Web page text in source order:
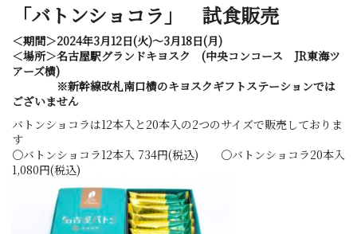
「バトンショコラ」 試食販売
＜期間＞2024年3月12日(火)～3月18日(月)
＜場所＞名古屋駅グランドキヨスク (中央コンコース JR東海ツ
アーズ横)
※新幹線改札南口横のキヨスクギフトステーションでは
ございません
バトンショコラは12本入と20本入の2つのサイズで販売しておりま
す
〇バトンショコラ12本入 734円(税込) 〇バトンショコラ20本入
1,080円(税込)